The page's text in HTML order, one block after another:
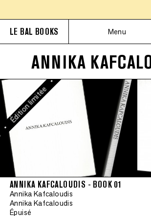
LE BAL BOOKS Menu
ANNIKA
•
Édition limitée
•
Édition limitée
Édition limitée
ANNIKA KAFCALOUDIS - BOOK 01
Annika Kafcaloudis
Annika Kafcaloudis
Épuisé